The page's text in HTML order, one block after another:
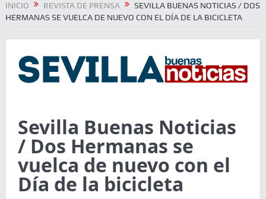
INICIO REVISTA DE PRENSA
SEVILLA BUENAS NOTICIAS / DOS
HERMANAS SE VUELCA DE NUEVO CON EL DÍA DE LA BICICLETA
Sevilla Buenas Noticias
/ Dos Hermanas se
vuelca de nuevo con el
Día de la bicicleta